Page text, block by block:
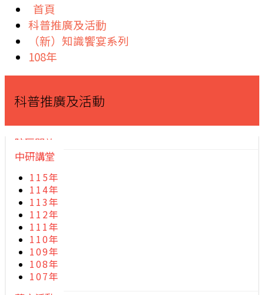
首頁
科普推廣及活動
（新）知識饗宴系列
108年
科普推廣及活動
院區開放
中研講堂
115年
114年
113年
112年
111年
110年
109年
108年
107年